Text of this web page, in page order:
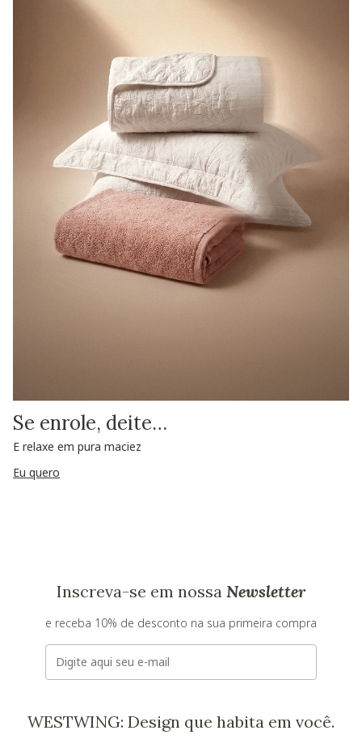
Se enrole, deite…
E relaxe em pura maciez
Eu quero
Inscreva-se em nossa Newsletter
e receba 10% de desconto na sua primeira compra
E-mail
WESTWING: Design que habita em você.